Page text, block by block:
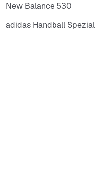
New Balance 530
adidas Handball Spezial